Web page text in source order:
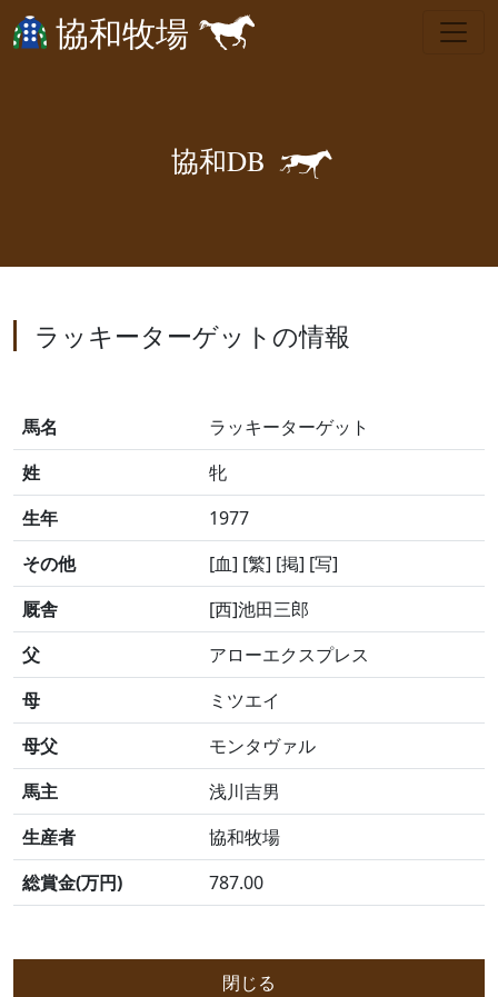
協和牧場
協和DB 🐎
ラッキーターゲットの情報
馬名
ラッキーターゲット
姓
牝
生年
1977
その他
[血] [繁] [掲] [写]
厩舎
[西]池田三郎
父
アローエクスプレス
母
ミツエイ
母父
モンタヴァル
馬主
浅川吉男
生産者
協和牧場
総賞金(万円)
787.00
閉じる